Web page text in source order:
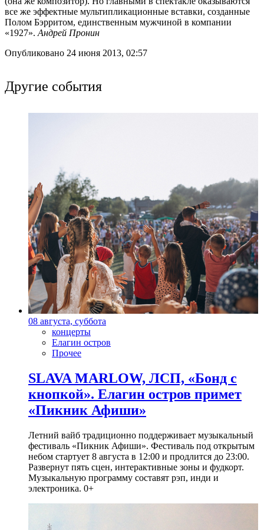
все же эффектные мультипликационные вставки, созданные
Полом Бэрритом, единственным мужчиной в компании
«1927». Андрей Пронин
Опубликовано 24 июня 2013, 02:57
Другие события
08 августа, суббота
концерты
Елагин остров
Прочее
SLAVA MARLOW, ЛСП, «Бонд с
кнопкой». Елагин остров примет
«Пикник Афиши»
Летний вайб традиционно поддерживает музыкальный
фестиваль «Пикник Афиши». Фестиваль под открытым
небом стартует 8 августа в 12:00 и продлится до 23:00.
Развернут пять сцен, интерактивные зоны и фудкорт.
Музыкальную программу составят рэп, инди и
электроника. 0+